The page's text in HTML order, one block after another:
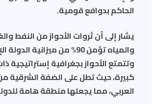
الحاكم بدوافع قومية.
يشار إلى أن ثروات الأحواز من النفط
والمياه تؤمن 90% من ميزانية
وتتمتع الأحواز بجغرافية إستراتيجية
كبيرة، حيث تطل على الضفة الشرقية
العربي، مما يجعلها منطقة هامة للدولة